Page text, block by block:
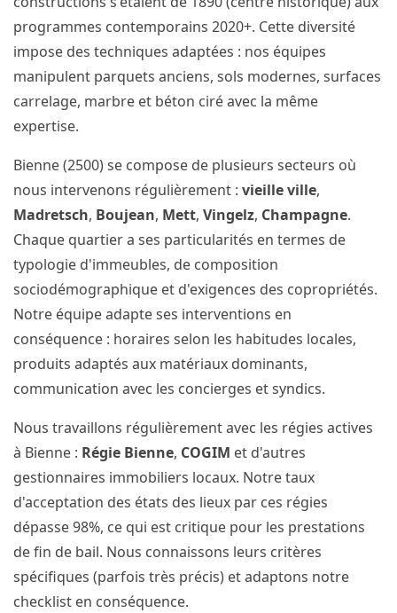
programmes contemporains 2020+. Cette diversité
impose des techniques adaptées : nos équipes
manipulent parquets anciens, sols modernes, surfaces
carrelage, marbre et béton ciré avec la même
expertise.
Bienne (2500) se compose de plusieurs secteurs où
nous intervenons régulièrement : vieille ville,
Madretsch, Boujean, Mett, Vingelz, Champagne.
Chaque quartier a ses particularités en termes de
typologie d'immeubles, de composition
sociodémographique et d'exigences des copropriétés.
Notre équipe adapte ses interventions en
conséquence : horaires selon les habitudes locales,
produits adaptés aux matériaux dominants,
communication avec les concierges et syndics.
Nous travaillons régulièrement avec les régies actives
à Bienne : Régie Bienne, COGIM et d'autres
gestionnaires immobiliers locaux. Notre taux
d'acceptation des états des lieux par ces régies
dépasse 98%, ce qui est critique pour les prestations
de fin de bail. Nous connaissons leurs critères
spécifiques (parfois très précis) et adaptons notre
checklist en conséquence.